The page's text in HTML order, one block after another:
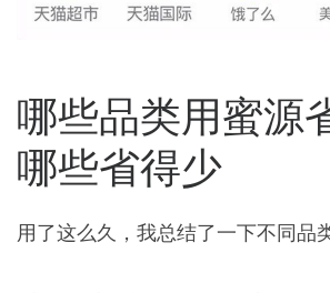
哪些品类用蜜源
哪些省得少
用了这么久，我总结了一下不同品